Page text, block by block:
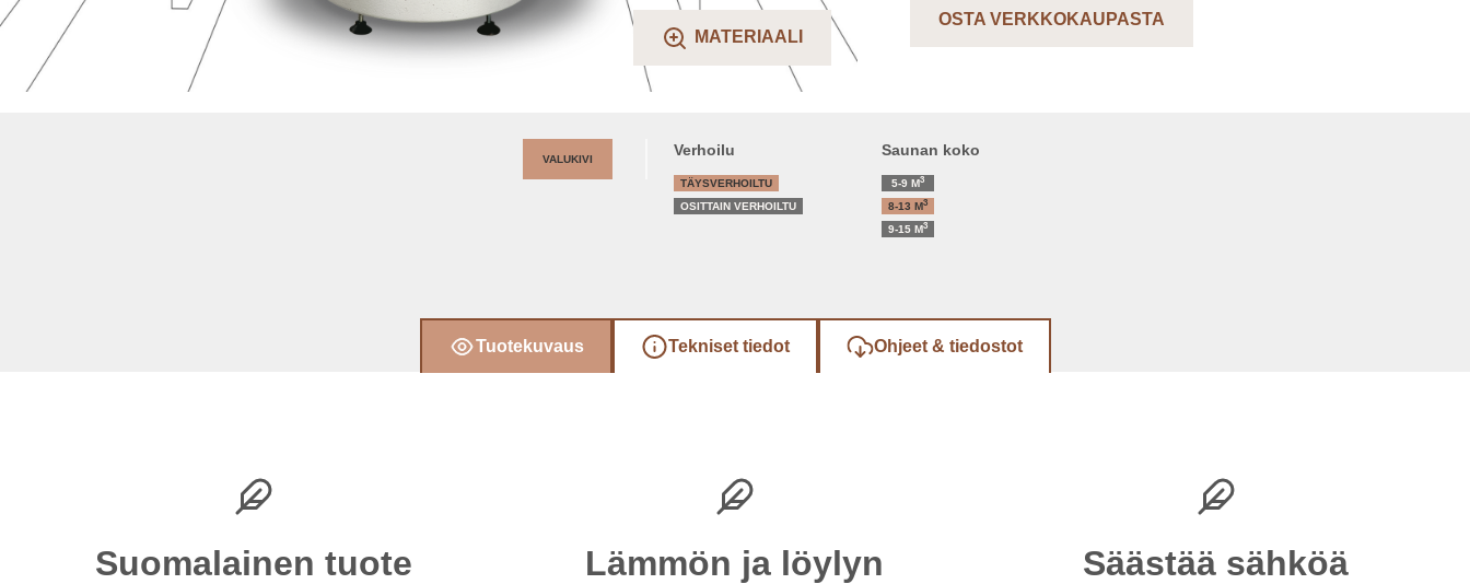
MATERIAALI
OSTA VERKKOKAUPASTA
VALUKIVI
Verhoilu
TÄYSVERHOILTU
OSITTAIN VERHOILTU
Saunan koko
5-9 M3
8-13 M3
9-15 M3
Tuotekuvaus Tekniset tiedot Ohjeet & tiedostot
Suomalainen tuote
Lämmön ja löylyn
Säästää sähköä